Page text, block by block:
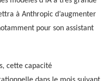
à Anthropic d’augmenter
pour son assistant
cette capacité